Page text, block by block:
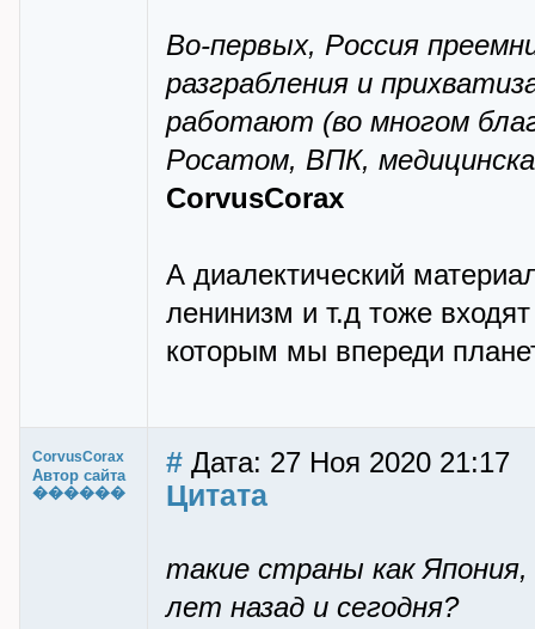
Во-первых, Россия
разграбления и
работают (во многом
Росатом, ВПК,
CorvusCorax
А диалектический
ленинизм и т.д тоже
которым мы впереди
CorvusCorax
Автор сайта
������
# Дата: 27 Ноя 2020 21:17
Цитата
такие страны как
лет назад и сегодня?